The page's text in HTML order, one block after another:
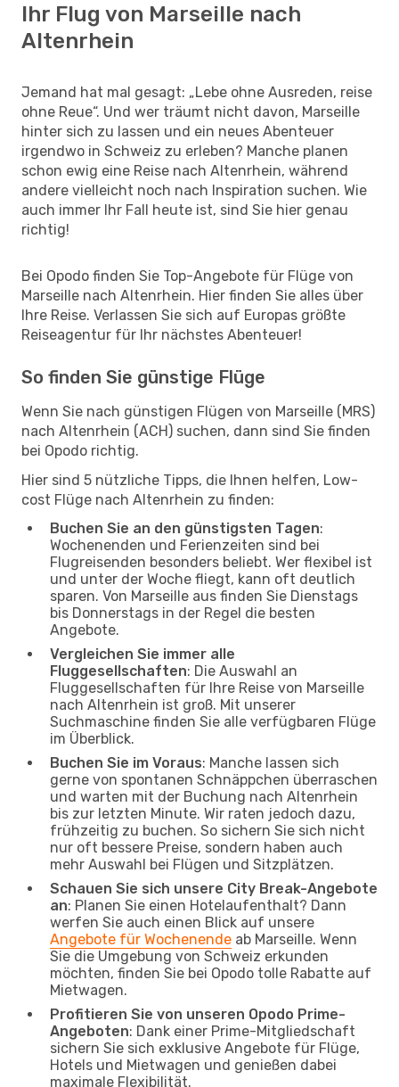
Ihr Flug von Marseille nach
Altenrhein
Jemand hat mal gesagt: „Lebe ohne Ausreden, reise
ohne Reue“. Und wer träumt nicht davon, Marseille
hinter sich zu lassen und ein neues Abenteuer
irgendwo in Schweiz zu erleben? Manche planen
schon ewig eine Reise nach Altenrhein, während
andere vielleicht noch nach Inspiration suchen. Wie
auch immer Ihr Fall heute ist, sind Sie hier genau
richtig!
Bei Opodo finden Sie Top-Angebote für Flüge von
Marseille nach Altenrhein. Hier finden Sie alles über
Ihre Reise. Verlassen Sie sich auf Europas größte
Reiseagentur für Ihr nächstes Abenteuer!
So finden Sie günstige Flüge
Wenn Sie nach günstigen Flügen von Marseille (MRS)
nach Altenrhein (ACH) suchen, dann sind Sie finden
bei Opodo richtig.
Hier sind 5 nützliche Tipps, die Ihnen helfen, Low-
cost Flüge nach Altenrhein zu finden:
Buchen Sie an den günstigsten Tagen:
Wochenenden und Ferienzeiten sind bei
Flugreisenden besonders beliebt. Wer flexibel ist
und unter der Woche fliegt, kann oft deutlich
sparen. Von Marseille aus finden Sie Dienstags
bis Donnerstags in der Regel die besten
Angebote.
Vergleichen Sie immer alle
Fluggesellschaften: Die Auswahl an
Fluggesellschaften für Ihre Reise von Marseille
nach Altenrhein ist groß. Mit unserer
Suchmaschine finden Sie alle verfügbaren Flüge
im Überblick.
Buchen Sie im Voraus: Manche lassen sich
gerne von spontanen Schnäppchen überraschen
und warten mit der Buchung nach Altenrhein
bis zur letzten Minute. Wir raten jedoch dazu,
frühzeitig zu buchen. So sichern Sie sich nicht
nur oft bessere Preise, sondern haben auch
mehr Auswahl bei Flügen und Sitzplätzen.
Schauen Sie sich unsere City Break-Angebote
an: Planen Sie einen Hotelaufenthalt? Dann
werfen Sie auch einen Blick auf unsere
Angebote für Wochenende ab Marseille. Wenn
Sie die Umgebung von Schweiz erkunden
möchten, finden Sie bei Opodo tolle Rabatte auf
Mietwagen.
Profitieren Sie von unseren Opodo Prime-
Angeboten: Dank einer Prime-Mitgliedschaft
sichern Sie sich exklusive Angebote für Flüge,
Hotels und Mietwagen und genießen dabei
maximale Flexibilität.